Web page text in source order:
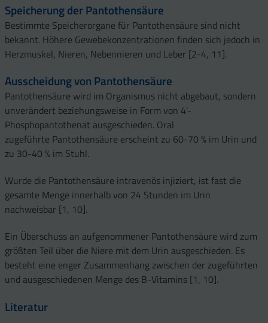
Speicherung der Pantothensäure
Bestimmte Speicherorgane für Pantothensäure sind nicht
bekannt. Höhere Gewebekonzentrationen finden sich jedoch in
Herzmuskel, Nieren, Nebennieren und Leber [2-4, 11].
Ausscheidung von Pantothensäure
Pantothensäure wird im Organismus nicht abgebaut, sondern
unverändert beziehungsweise in Form von 4'-
Phosphopantothenat ausgeschieden. Oral
zugeführte Pantothensäure erscheint zu 60-70 % im Urin und
zu 30-40 % im Stuhl.
Wurde die Pantothensäure intravenös injiziert, ist fast die
gesamte Menge innerhalb von 24 Stunden im Urin
nachweisbar [1, 10].
Ein Überschuss an aufgenommener Pantothensäure wird zum
größten Teil über die Niere mit dem Urin ausgeschieden. Es
besteht eine enger Zusammenhang zwischen der zugeführten
und ausgeschiedenen Menge des B-Vitamins [1, 10].
Literatur